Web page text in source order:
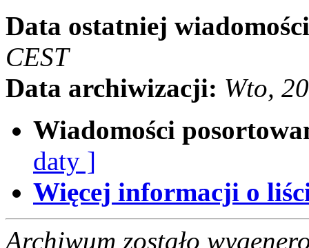
Data ostatniej
CEST
Data archiwizacji: Wto,
Wiadomości
daty ]
Więcej informacji o
Archiwum zostało